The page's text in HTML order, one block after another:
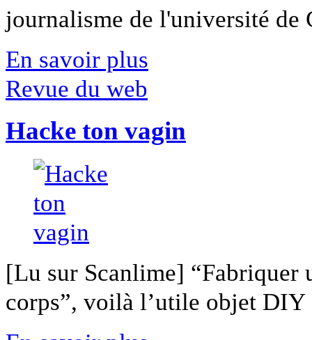
journalisme de l'université
En savoir plus
Revue du web
Hacke ton vagin
[Lu sur Scanlime] “Fabriquer
corps”, voilà l’utile objet